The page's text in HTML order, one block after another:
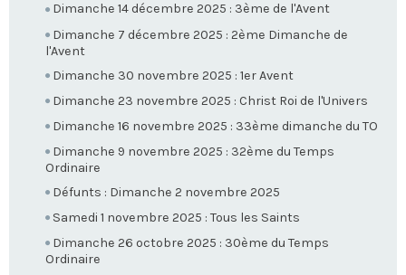
Dimanche 14 décembre 2025 : 3ème de l'Avent
Dimanche 7 décembre 2025 : 2ème Dimanche de
l'Avent
Dimanche 30 novembre 2025 : 1er Avent
Dimanche 23 novembre 2025 : Christ Roi de l'Univers
Dimanche 16 novembre 2025 : 33ème dimanche du TO
Dimanche 9 novembre 2025 : 32ème du Temps
Ordinaire
Défunts : Dimanche 2 novembre 2025
Samedi 1 novembre 2025 : Tous les Saints
Dimanche 26 octobre 2025 : 30ème du Temps
Ordinaire